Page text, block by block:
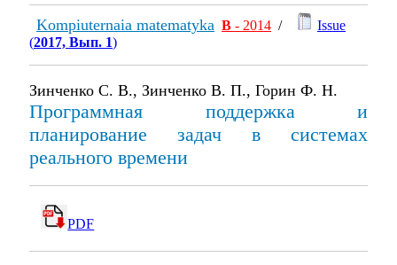
Kompiuternaia matematyka В - 2014 /
Issue
(2017, Вып. 1)
Зинченко С. В., Зинченко В. П., Горин Ф. Н.
Программная поддержка и
планирование задач в системах
реального времени
PDF